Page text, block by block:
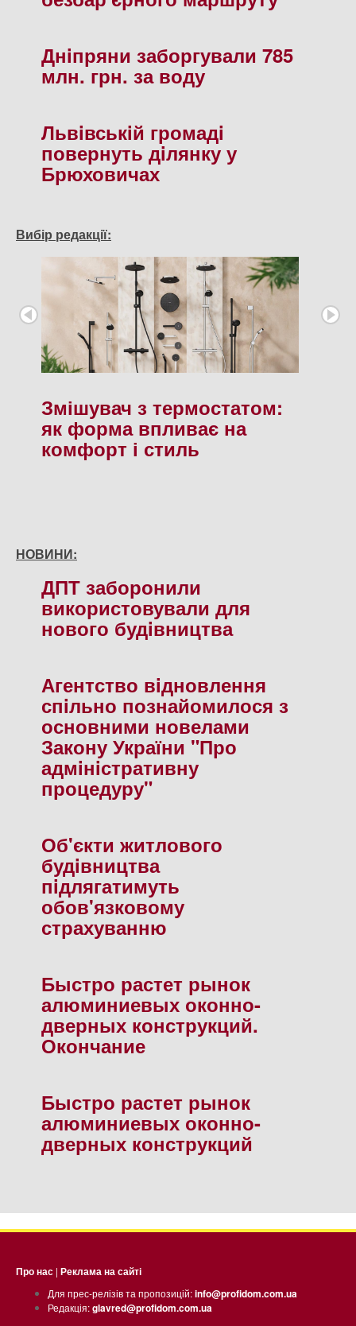
Днiпряни заборгували 785
млн. грн. за воду
Львiвськiй громадi
повернуть дiлянку у
Брюховичах
Вибір редакції:
Змішувач з термостатом:
як форма впливає на
комфорт і стиль
НОВИНИ:
ДПТ заборонили
використовували для
нового будiвництва
Агентство вiдновлення
спiльно познайомилося з
основними новелами
Закону України "Про
адмiнiстративну
процедуру"
Об'єкти житлового
будiвництва
пiдлягатимуть
обов'язковому
страхуванню
Быстро растет рынок
алюминиевых оконно-
дверных конструкций.
Окончание
Быстро растет рынок
алюминиевых оконно-
дверных конструкций
Про нас | Реклама на сайті
Для прес-релізів та пропозицій:info@profidom.com.ua
Редакція:glavred@profidom.com.ua